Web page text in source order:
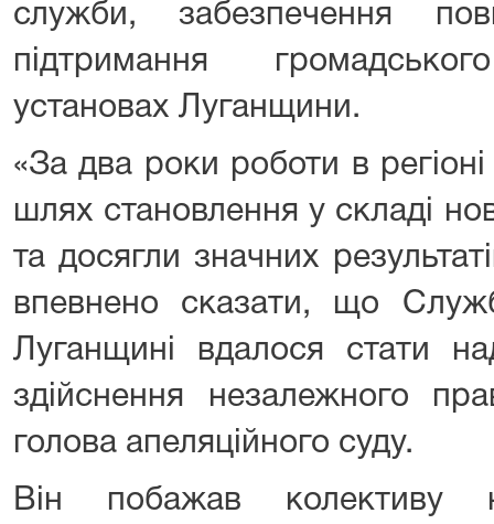
служби, забезпечення
підтримання
установах Луганщини.
«За два роки роботи в
шлях становлення у складі
та досягли значних
впевнено сказати, що
Луганщині вдалося стати
здійснення незалежного
голова апеляційного суду.
Він побажав колективу